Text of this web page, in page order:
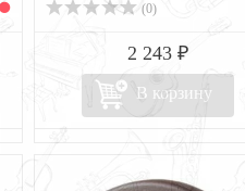
(0)
2 243 ₽
В корзину